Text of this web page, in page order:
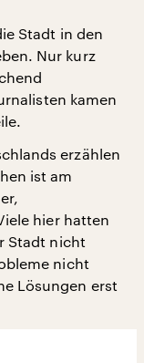
Stadt in den
Nur kurz
kamen
erzählen
ist am
hier hatten
Stadt nicht
nicht
Lösungen erst